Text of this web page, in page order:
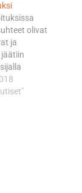
olivat
ja
2 -